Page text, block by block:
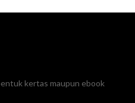
kertas maupun ebook